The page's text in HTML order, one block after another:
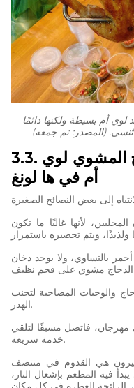
أم بسيطة ولكنها دائمًا
تُنسى. (المصدر: تم جمعه)
3.3. خبرة اختيار مطاعم الدجاج المشوي لوي
أم في ها لونغ
لأنها غالبًا ما تكون
بالتساوي، ولا يوجد دخان
والوجبات المصاحبة لتجنب
الهدر.
فاتصل مسبقًا لتلقي
خدمة سريعة.
هي القدوم في منتصف
فيه المطعم بإشعال النار،